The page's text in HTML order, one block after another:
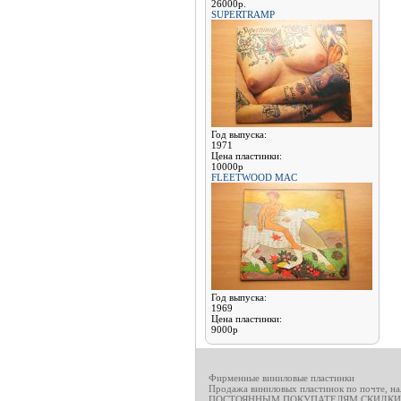
26000р.
SUPERTRAMP
Год выпуска:
1971
Цена пластинки:
10000р
FLEETWOOD MAC
Год выпуска:
1969
Цена пластинки:
9000р
Фирменные виниловые пластинки
Продажа виниловых пластинок по почте,